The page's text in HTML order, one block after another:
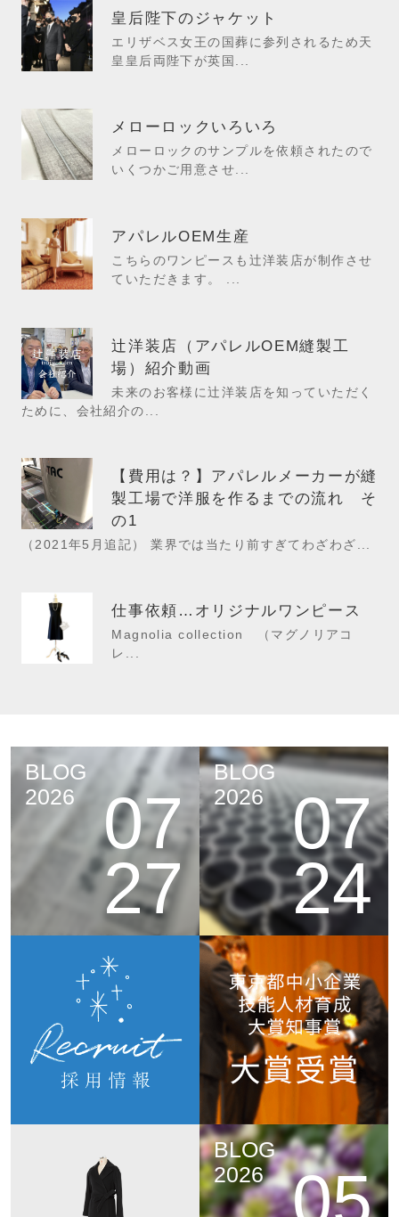
皇后陛下のジャケット
エリザベス女王の国葬に参列されるため天
皇皇后両陛下が英国...
メローロックいろいろ
メローロックのサンプルを依頼されたので
いくつかご用意させ...
アパレルOEM生産
こちらのワンピースも辻洋装店が制作させ
ていただきます。 ...
辻洋装店（アパレルOEM縫製工
場）紹介動画
未来のお客様に辻洋装店を知っていただく
ために、会社紹介の...
【費用は？】アパレルメーカーが縫
製工場で洋服を作るまでの流れ そ
の1
（2021年5月追記） 業界では当たり前すぎてわざわざ...
仕事依頼…オリジナルワンピース
Magnolia collection （マグノリアコ
レ...
BLOG
2026
07
27
BLOG
2026
07
24
BLOG
2026